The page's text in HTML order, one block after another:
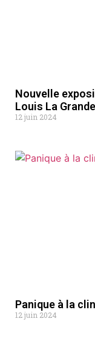
Nouvelle
Louis La
12 juin 2024
Panique à la
12 juin 2024